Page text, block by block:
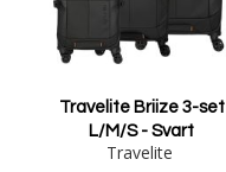
Travelite Briize 3-set
L/M/S - Svart
Travelite